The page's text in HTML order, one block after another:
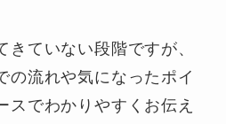
きていない段階ですが、
の流れや気になったポイ
スでわかりやすくお伝え